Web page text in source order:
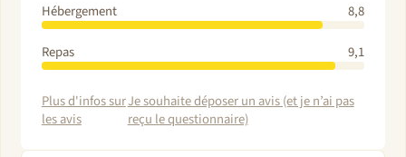
Hébergement 8,8
Repas 9,1
Plus d'infos sur
les avis
Je souhaite déposer un avis (et je n’ai pas
reçu le questionnaire)